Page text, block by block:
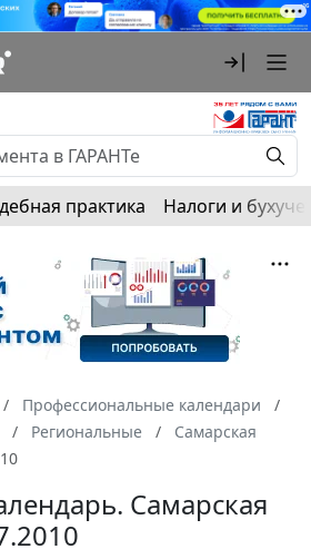
практика Налоги и
Профессиональные календари
Региональные
Самарская
Самарская